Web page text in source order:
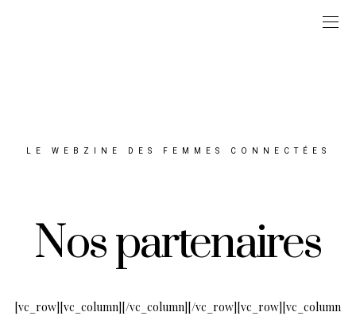
LE WEBZINE DES FEMMES CONNECTÉES
Nos partenaires
[vc_row][vc_column][/vc_column][/vc_row][vc_row][vc_column